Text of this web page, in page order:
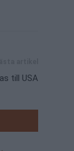
till USA